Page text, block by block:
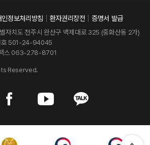
인정보처리방침 환자권리장전
증명서 발급
자치도 전주시 완산구 백제대로 325 (중화산동 2가)
호 501-24-94045
스 063-278-8701
Reserved.